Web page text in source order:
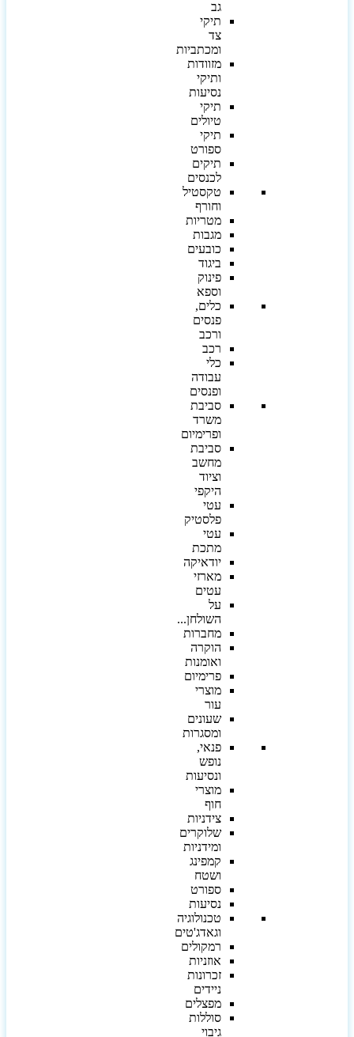
תיקי
ומכתביות
מזוודות
ותיקי
נסיעות
תיקי
טיולים
תיקי
ספורט
תיקים
לכנסים
טקסטיל
וחורף
מטריות
מגבות
כובעים
ביגוד
פינוק
וספא
כלים,
פנסים
ורכב
רכב
כלי
עבודה
ופנסים
סביבת
משרד
ופרימיום
סביבת
מחשב
וציוד
היקפי
עטי
פלסטיק
עטי
מתכת
יודאיקה
מארזי
עטים
על
השולחן...
מחברות
הוקרה
ואומנות
פרימיום
מוצרי
עור
שעונים
ומסגרות
פנאי,
נופש
ונסיעות
מוצרי
חוף
צידניות
שלוקרים
ומידניות
קמפינג
ושטח
ספורט
נסיעות
טכנולוגיה
וגאדג'טים
רמקולים
אוזניות
זכרונות
ניידים
מפצלים
סוללות
גיבוי